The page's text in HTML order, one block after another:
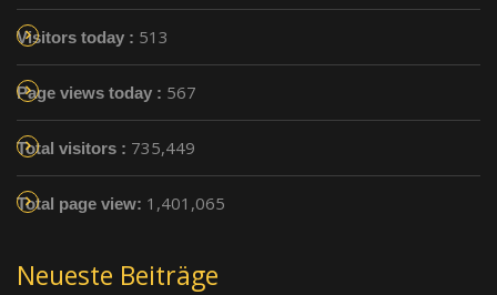
Visitors today : 513
Page views today : 567
Total visitors : 735,449
Total page view: 1,401,065
Neueste Beiträge